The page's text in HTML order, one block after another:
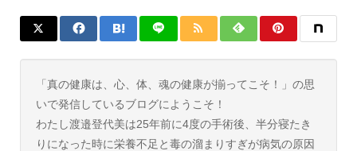
「真の健康は、心、体、魂の健康が揃ってこそ！」の思
いで発信しているブログにようこそ！
わたし渡邉登代美は25年前に4度の手術後、半分寝たき
りになった時に栄養不足と毒の溜まりすぎが病気の原因